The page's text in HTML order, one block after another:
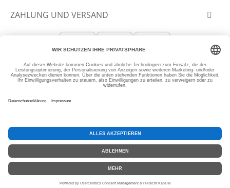
ZAHLUNG UND VERSAND
© 2012-2026 SLANTASTOFFE.DE
* Alle Preise inkl. MwSt, zzgl.Versand
aus3774Bewertungen bei: ebay.de, amazon.de, shopvote.de ⓘ
Informationen zur Echtheit der Bewertungen